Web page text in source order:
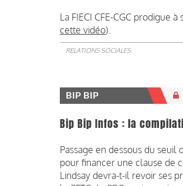
La FIECI CFE-CGC prodigue
cette vidéo).
RELATIONS SOCIALES
BIP BIP
Bip Bip Infos : la
Passage en dessous du
pour financer une clause de
Lindsay devra-t-il revoir ses